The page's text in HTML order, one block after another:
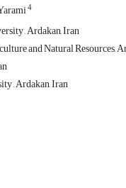
4
, Ardakan, Iran
and Natural Resources,
, Ardakan, Iran